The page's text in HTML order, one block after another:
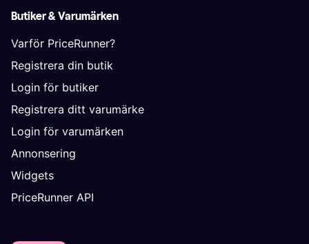
Butiker & Varumärken
Varför PriceRunner?
Registrera din butik
Login för butiker
Registrera ditt varumärke
Login för varumärken
Annonsering
Widgets
PriceRunner API